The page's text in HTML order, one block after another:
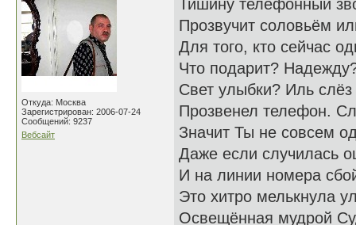
Откуда: Москва
Зарегистрирован: 2006-07-24
Сообщений: 9237
Вебсайт
Тишину телефонный
Прозвучит соловьём
Для того, кто сейчас
Что подарит?
Свет улыбки? Иль слёз
Прозвенел телефон.
Значит Ты не совсем
Даже если случилась
И на линии номера
Это хитро мелькнула
Освещённая мудрой